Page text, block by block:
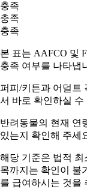
충족
충족
충족
본 표는 AAFCO 및
충족 여부를 나타냅
퍼피/키튼과 어덜트
서 바로 확인하실 수
반려동물의 현재 연
있는지 확인해 주세
해당 기준은 법적
목까지는 확인이 불
를 급여하시는 것을